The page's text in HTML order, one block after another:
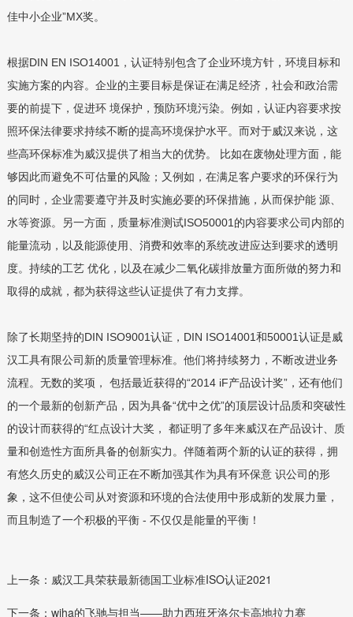
佳中小企业”MX奖。
根据DIN EN ISO14001，认证特别包含了企业环境方针，环境目标和
实施方案的内容。企业的主要目标是保证在满足经济，社会和政治需
要的前提下，促进环 境保护，预防环境污染。例如，认证内容要求按
照环保法律要求持续不断的提高环境保护水平。而对于威汉来说，这
些高环保标准为威汉提供了相当大的优势。 比如在废物处理方面，能
够因此而避免不可估量的风险；又例如，在满足客户要求的环保行为
的同时，企业需要遵守并及时实施必要的环保措施，从而保护能 源、
水等资源。另一方面，质量标准测试ISO50001的内容要求公司内部的
能量流动，以及能源使用、消费和效率的系统改进应达到要求的透明
度。持续的工艺 优化，以及在减少二氧化碳排放量方面所做的努力和
取得的成就，都为获得这些认证提供了有力支撑。
除了长期坚持的DIN ISO9001认证，DIN ISO14001和50001认证是威
汉工具有限公司新的质量管理标准。他们将持续努力，不断改进业务
流程。无数的奖项， 包括最近获得的“2014 iF产品设计奖”，还有他们
的一个最新的创新产品，因为具备“优中之优”的顶层设计品质和突破性
的设计而获得的“红点设计大奖， 都证明了多年来威汉在产品设计、质
量和创造性方面所具备的创新实力。伴随着两个新的认证的获得，拥
有悠久历史的威汉公司正在不断加强其作为具有环保意 识公司的形
象，这不但使公司从对资源和环境的合法使用中形成新的发展力量，
而且制造了一个积极的平衡 - 不仅仅是能量的平衡！
上一条：威汉工具荣获最新德国工业标准ISO认证2021
下一条：wiha的飞驰与担当——助力西班牙洛尔卡高地拉力赛